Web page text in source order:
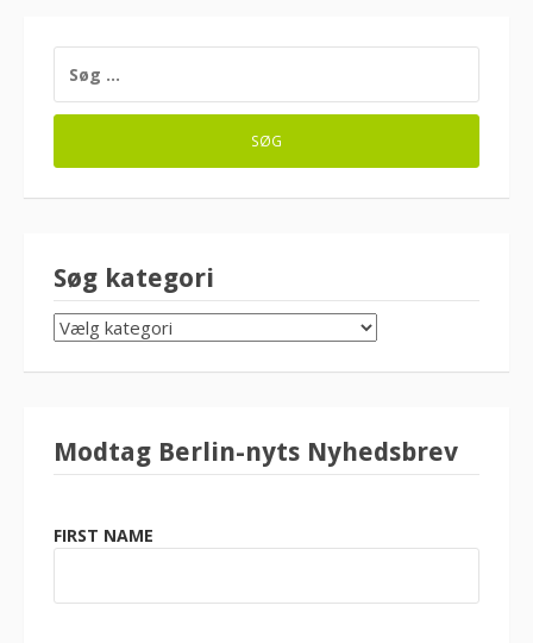
EFTER:
Søg kategori
SØG
KATEGORI
Modtag Berlin-nyts Nyhedsbrev
FIRST NAME